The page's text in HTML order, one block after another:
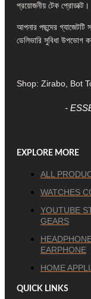
প্রয়োজনীয় টেক প্রোডাক্ট।
আপনার পছন্দের গ্যাজেটটি
ডেলিভারি সুবিধা উপভোগ
Shop: Zirabo, Bot
-
EXPLORE MORE
ALL
WATCHES
YOUTUBE
GEARS
EARPHONE
HOME
QUICK LINKS